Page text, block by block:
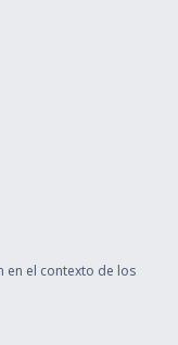
en el contexto de los